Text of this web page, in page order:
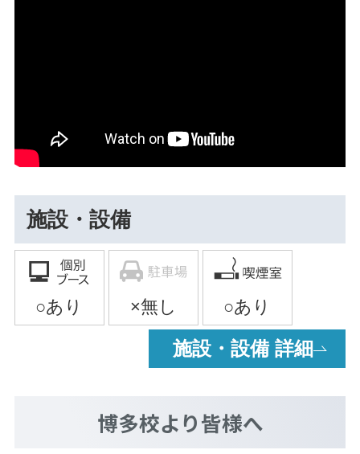
施設・設備
施設・設備 詳細
博多校より皆様へ